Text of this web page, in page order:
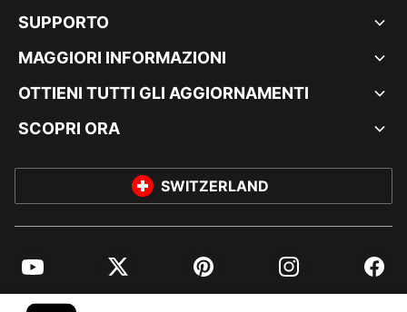
SUPPORTO
MAGGIORI INFORMAZIONI
OTTIENI TUTTI GLI AGGIORNAMENTI
SCOPRI ORA
SWITZERLAND
YouTube Twitter Pinterest Instagram